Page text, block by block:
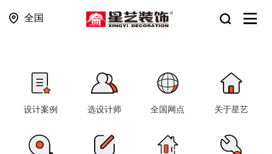
全国
设计案例 选设计师 全国网点 关于星艺